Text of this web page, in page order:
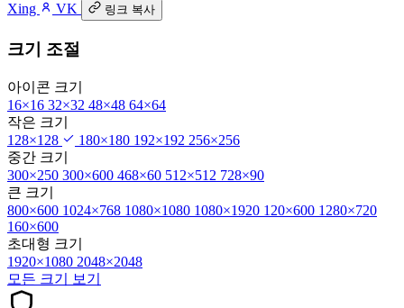
Xing
VK 링크 복사
크기 조절
아이콘 크기
16×16 32×32 48×48 64×64
작은 크기
128×128
180×180 192×192 256×256
중간 크기
300×250 300×600 468×60 512×512 728×90
큰 크기
800×600 1024×768 1080×1080 1080×1920 120×600 1280×720
160×600
초대형 크기
1920×1080 2048×2048
모든 크기 보기